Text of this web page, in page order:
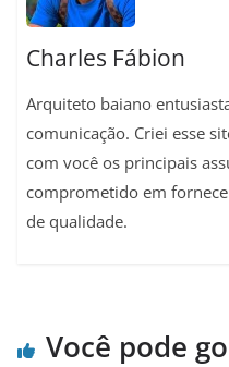
Charles Fábion
Arquiteto baiano
comunicação. Criei esse
com você os principais
comprometido em
de qualidade.
Você pode